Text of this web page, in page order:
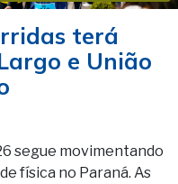
terá
e União
segue movimentando
física no Paraná. As